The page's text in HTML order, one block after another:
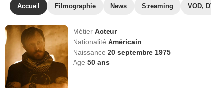
Accueil Filmographie News Streaming VOD, DVD
MétierActeur
NationalitéAméricain
Naissance20 septembre 1975
Age50 ans